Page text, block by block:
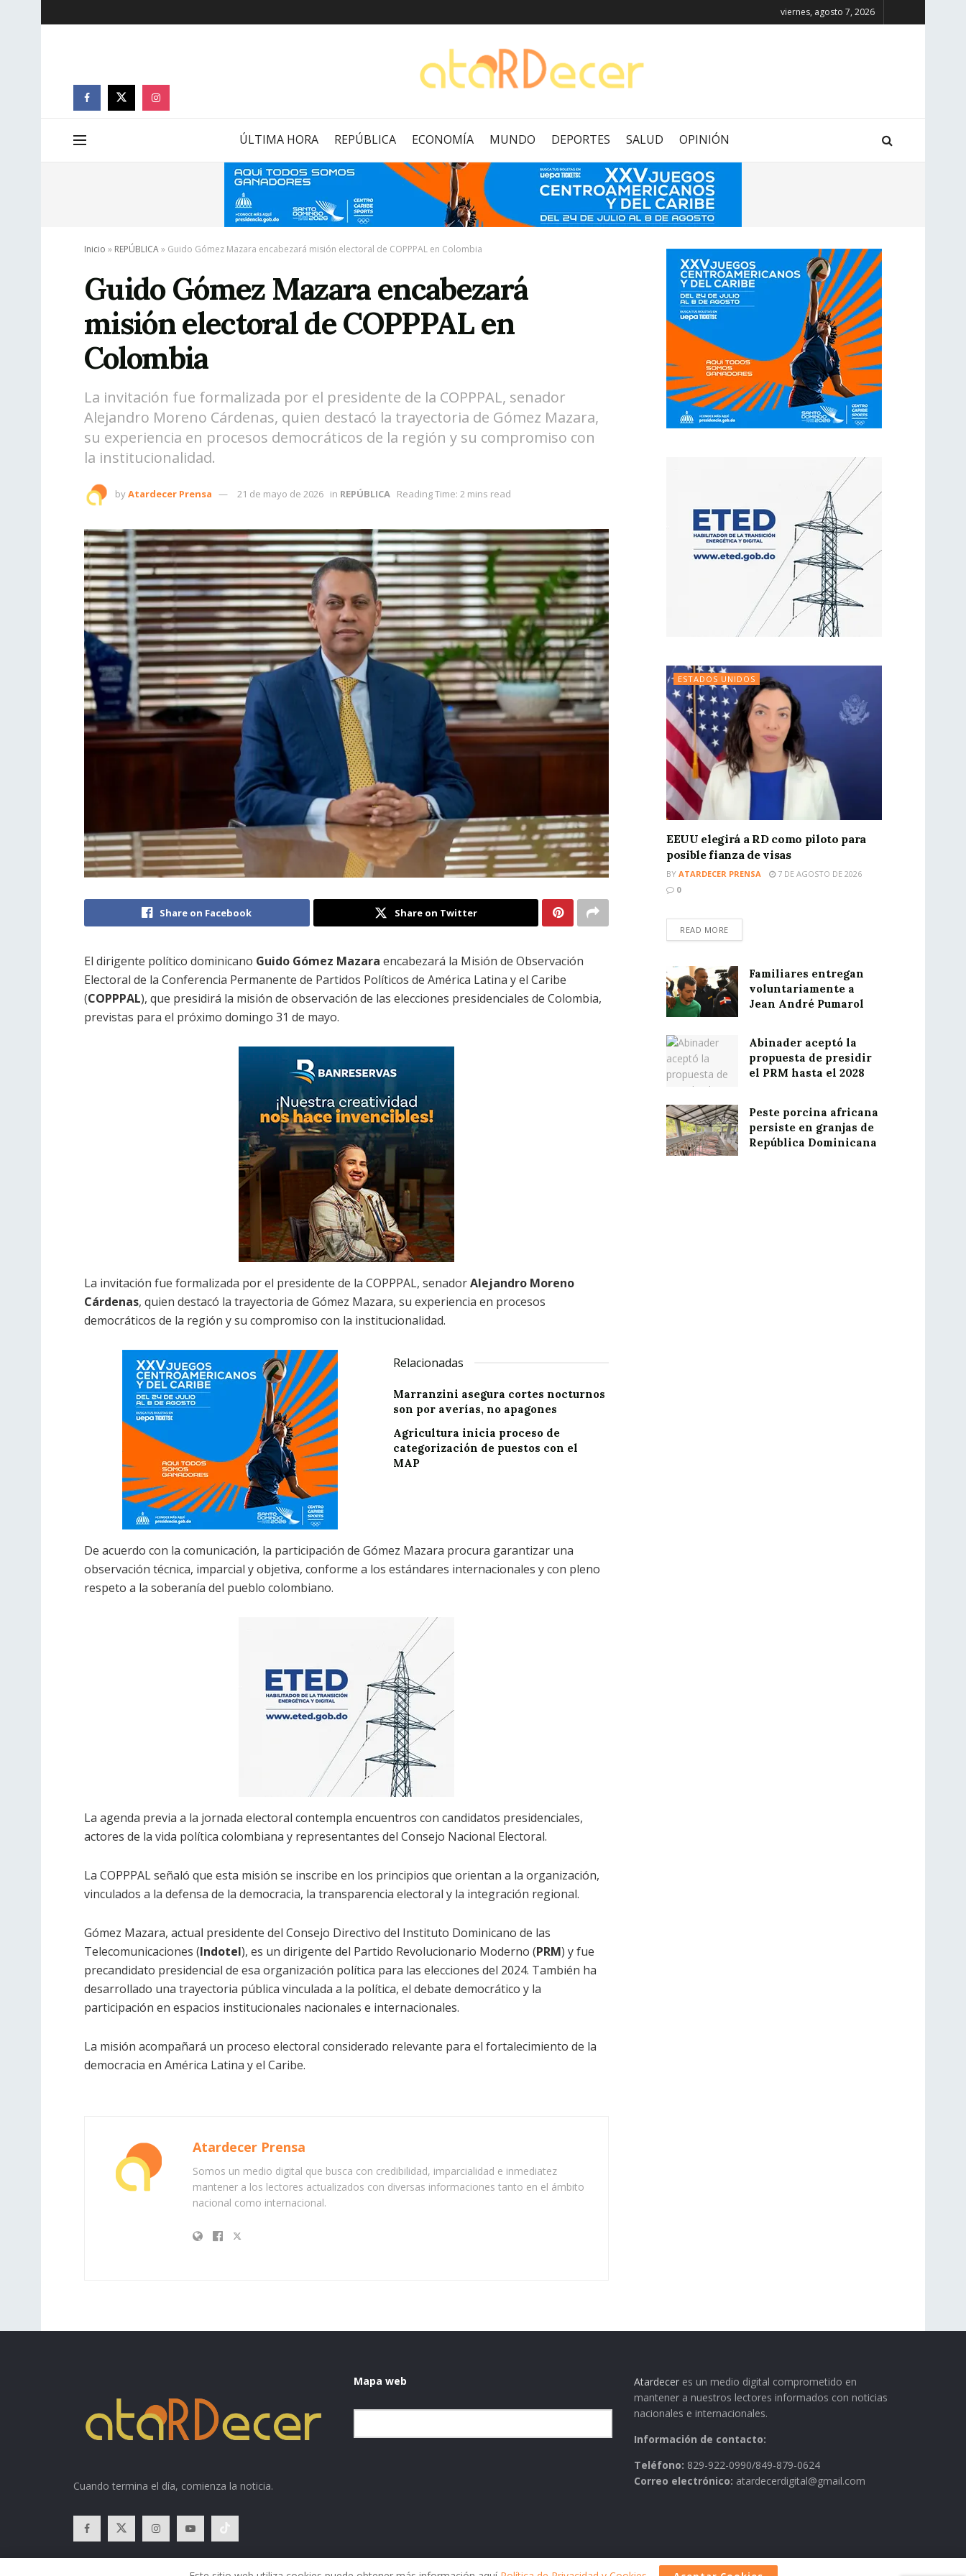
viernes, agosto 7, 2026
ÚLTIMA HORA REPÚBLICA ECONOMÍA MUNDO DEPORTES SALUD OPINIÓN
Inicio » REPÚBLICA» Guido Gómez Mazara encabezará misión electoral de COPPPAL en Colombia
Guido Gómez Mazara encabezará
misión electoral de COPPPAL en
Colombia
La invitación fue formalizada por el presidente de la COPPPAL, senador
Alejandro Moreno Cárdenas, quien destacó la trayectoria de Gómez Mazara,
su experiencia en procesos democráticos de la región y su compromiso con
la institucionalidad.
byAtardecer Prensa 21 de mayo de 2026 in REPÚBLICA Reading Time: 2 mins read
Share on Facebook Share on Twitter
El dirigente político dominicano Guido Gómez Mazara encabezará la Misión de Observación
Electoral de la Conferencia Permanente de Partidos Políticos de América Latina y el Caribe
(COPPPAL), que presidirá la misión de observación de las elecciones presidenciales de Colombia,
previstas para el próximo domingo 31 de mayo.
La invitación fue formalizada por el presidente de la COPPPAL, senadorAlejandro Moreno
Cárdenas, quien destacó la trayectoria de Gómez Mazara, su experiencia en procesos
democráticos de la región y su compromiso con la institucionalidad.
Relacionadas
Marranzini asegura cortes nocturnos
son por averías, no apagones
Agricultura inicia proceso de
categorización de puestos con el
MAP
De acuerdo con la comunicación, la participación de Gómez Mazara procura garantizar una
observación técnica, imparcial y objetiva, conforme a los estándares internacionales y con pleno
respeto a la soberanía del pueblo colombiano.
La agenda previa a la jornada electoral contempla encuentros con candidatos presidenciales,
actores de la vida política colombiana y representantes del Consejo Nacional Electoral.
La COPPPAL señaló que esta misión se inscribe en los principios que orientan a la organización,
vinculados a la defensa de la democracia, la transparencia electoral y la integración regional.
Gómez Mazara, actual presidente del Consejo Directivo del Instituto Dominicano de las
Telecomunicaciones (Indotel), es un dirigente del Partido Revolucionario Moderno (PRM) y fue
precandidato presidencial de esa organización política para las elecciones del 2024. También ha
desarrollado una trayectoria pública vinculada a la política, el debate democrático y la
participación en espacios institucionales nacionales e internacionales.
La misión acompañará un proceso electoral considerado relevante para el fortalecimiento de la
democracia en América Latina y el Caribe.
Atardecer Prensa
Somos un medio digital que busca con credibilidad, imparcialidad e inmediatez
mantener a los lectores actualizados con diversas informaciones tanto en el ámbito
nacional como internacional.
ESTADOS UNIDOS
EEUU elegirá a RD como piloto para
posible fianza de visas
BY ATARDECER PRENSA
7 DE AGOSTO DE 2026
0
READ MORE
Familiares entregan
voluntariamente a
Jean André Pumarol
Abinader aceptó la
propuesta de presidir
el PRM hasta el 2028
Peste porcina africana
persiste en granjas de
República Dominicana
Cuando termina el día, comienza la noticia.
Mapa web Atardecer es un medio digital comprometido en
mantener a nuestros lectores informados con noticias
nacionales e internacionales.
Información de contacto:
Teléfono: 829-922-0990/849-879-0624
Correo electrónico: atardecerdigital@gmail.com